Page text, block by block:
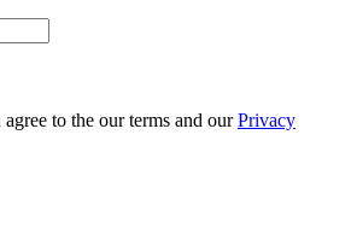
to the our terms and ourPrivacy